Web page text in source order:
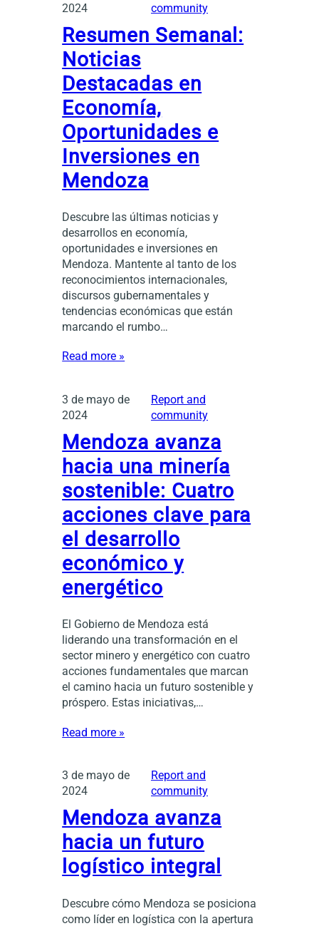
2024
community
Resumen Semanal:
Noticias
Destacadas en
Economía,
Oportunidades e
Inversiones en
Mendoza
Descubre las últimas noticias y
desarrollos en economía,
oportunidades e inversiones en
Mendoza. Mantente al tanto de los
reconocimientos internacionales,
discursos gubernamentales y
tendencias económicas que están
marcando el rumbo…
Read more »
3 de mayo de
2024
Report and
community
Mendoza avanza
hacia una minería
sostenible: Cuatro
acciones clave para
el desarrollo
económico y
energético
El Gobierno de Mendoza está
liderando una transformación en el
sector minero y energético con cuatro
acciones fundamentales que marcan
el camino hacia un futuro sostenible y
próspero. Estas iniciativas,…
Read more »
3 de mayo de
2024
Report and
community
Mendoza avanza
hacia un futuro
logístico integral
Descubre cómo Mendoza se posiciona
como líder en logística con la apertura